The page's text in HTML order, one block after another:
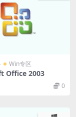
Win专区
Office 2003
0